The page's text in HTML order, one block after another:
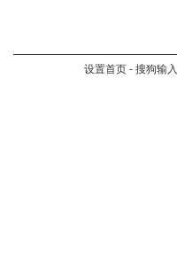
设置首页 - 搜狗输